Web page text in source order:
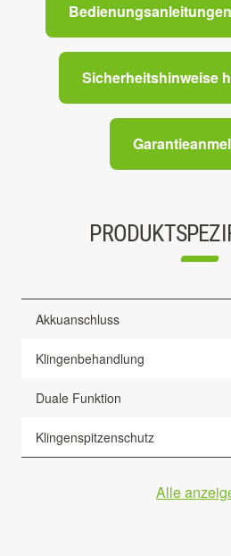
Sicherheitshinweise
Akkuanschluss
Klingenbehandlung
Duale Funktion
Klingenspitzenschutz
Alle